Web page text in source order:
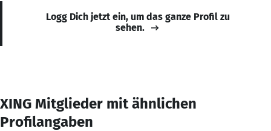
Logg Dich jetzt ein, um das ganze Profil zu
sehen.
XING Mitglieder mit ähnlichen
Profilangaben